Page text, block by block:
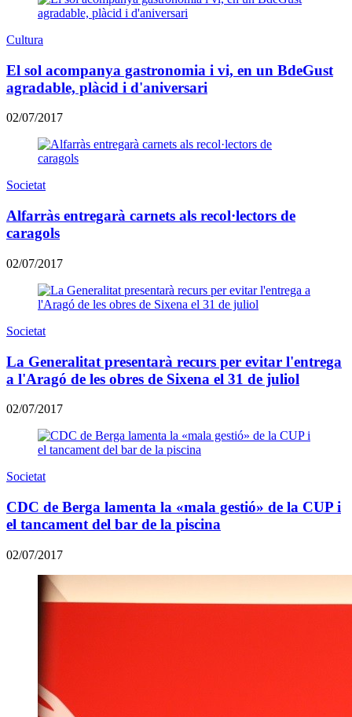
Cultura
El sol acompanya gastronomia i vi, en un BdeGust
agradable, plàcid i d'aniversari
02/07/2017
Societat
Alfarràs entregarà carnets als recol·lectors de
caragols
02/07/2017
Societat
La Generalitat presentarà recurs per evitar l'entrega
a l'Aragó de les obres de Sixena el 31 de juliol
02/07/2017
Societat
CDC de Berga lamenta la «mala gestió» de la CUP i
el tancament del bar de la piscina
02/07/2017